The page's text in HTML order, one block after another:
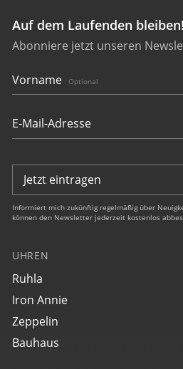
€ 349,00
Auf dem Laufenden bleiben!
Abonniere jetzt unseren
Vorname Optional
Jetzt eintragen
Informiert mich zukünftig regelmäßig über
können den Newsletter jederzeit kostenlos
UHREN
Ruhla
Iron Annie
Zeppelin
Bauhaus